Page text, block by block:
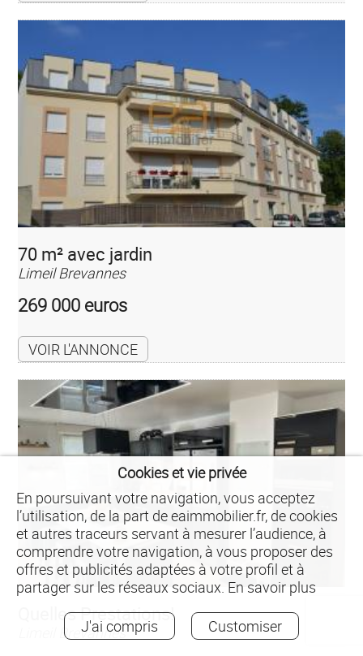
70 m² avec jardin
Limeil Brevannes
269 000 euros
VOIR L'ANNONCE
Quelles Prestations!
Limeil Brevannes
Cookies et vie privée
En poursuivant votre navigation, vous acceptez
l’utilisation, de la part de eaimmobilier.fr, de cookies
et autres traceurs servant à mesurer l’audience, à
comprendre votre navigation, à vous proposer des
offres et publicités adaptées à votre profil et à
partager sur les réseaux sociaux. En savoir plus
J'ai compris
Customiser